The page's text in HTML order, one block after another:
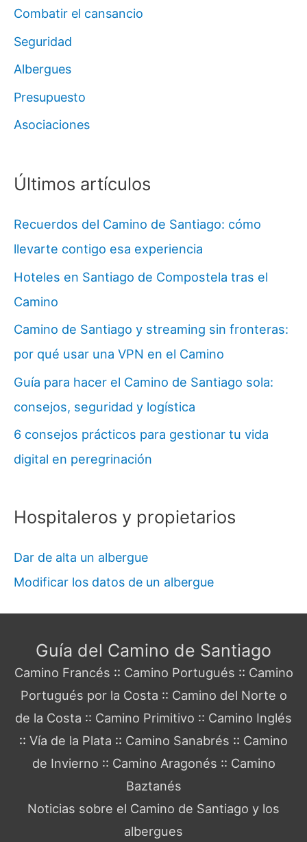
Combatir el cansancio
Seguridad
Albergues
Presupuesto
Asociaciones
Últimos artículos
Recuerdos del Camino de Santiago: cómo
llevarte contigo esa experiencia
Hoteles en Santiago de Compostela tras el
Camino
Camino de Santiago y streaming sin fronteras:
por qué usar una VPN en el Camino
Guía para hacer el Camino de Santiago sola:
consejos, seguridad y logística
6 consejos prácticos para gestionar tu vida
digital en peregrinación
Hospitaleros y propietarios
Dar de alta un albergue
Modificar los datos de un albergue
Guía del Camino de Santiago
Camino Francés :: Camino Portugués :: Camino
Portugués por la Costa :: Camino del Norte o
de la Costa :: Camino Primitivo :: Camino Inglés
:: Vía de la Plata :: Camino Sanabrés :: Camino
de Invierno :: Camino Aragonés :: Camino
Baztanés
Noticias sobre el Camino de Santiago y los
albergues